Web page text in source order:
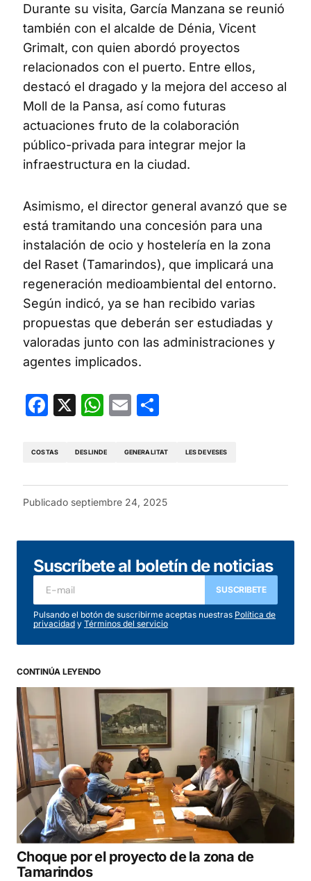
Durante su visita, García Manzana se reunió
también con el alcalde de Dénia, Vicent
Grimalt, con quien abordó proyectos
relacionados con el puerto. Entre ellos,
destacó el dragado y la mejora del acceso al
Moll de la Pansa, así como futuras
actuaciones fruto de la colaboración
público-privada para integrar mejor la
infraestructura en la ciudad.
Asimismo, el director general avanzó que se
está tramitando una concesión para una
instalación de ocio y hostelería en la zona
del Raset (Tamarindos), que implicará una
regeneración medioambiental del entorno.
Según indicó, ya se han recibido varias
propuestas que deberán ser estudiadas y
valoradas junto con las administraciones y
agentes implicados.
Facebook
X WhatsApp
Email
COSTAS DESLINDE GENERALITAT LES DEVESES
Publicado septiembre 24, 2025
Suscríbete al boletín de noticias
SUSCRIBETE
Pulsando el botón de suscribirme aceptas nuestras Política de
privacidad y Términos del servicio
CONTINÚA LEYENDO
Choque por el proyecto de la zona de
Tamarindos